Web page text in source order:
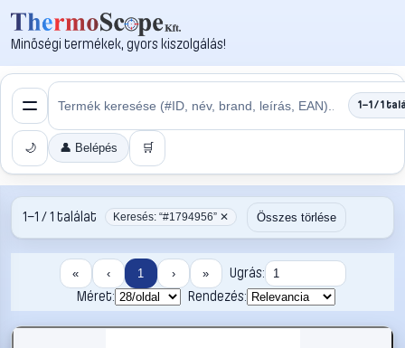
Minőségi termékek, gyors kiszolgálás!
1–1 / 1
🌙 👤 Belépés 🛒
1–1 / 1 találat Keresés: “#1794956” ✕ Összes törlése
« ‹ 1 › »
Ugrás:
Méret:
Rendezés: